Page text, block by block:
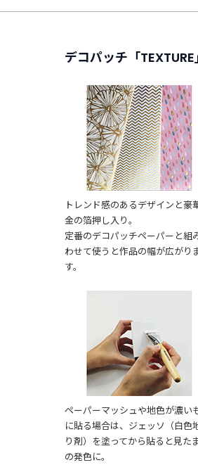
デコパッチ「
トレンド感のあるデザインと豪
金の箔押し入り。
定番のデコパッチペーパーと組
わせて使うと作品の幅が広がり
す。
ペーパーマッシュや地色が濃い
に貼る場合は、ジェッソ（白色
り剤）を塗ってから貼ると見た
の発色に。